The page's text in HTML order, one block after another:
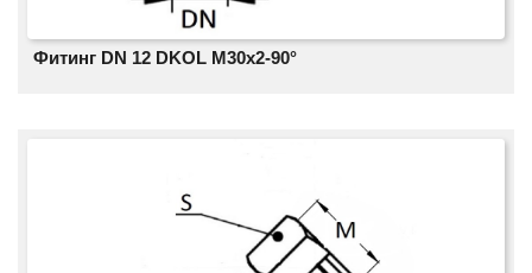
Фитинг DN 12 DKOL M30x2-90°